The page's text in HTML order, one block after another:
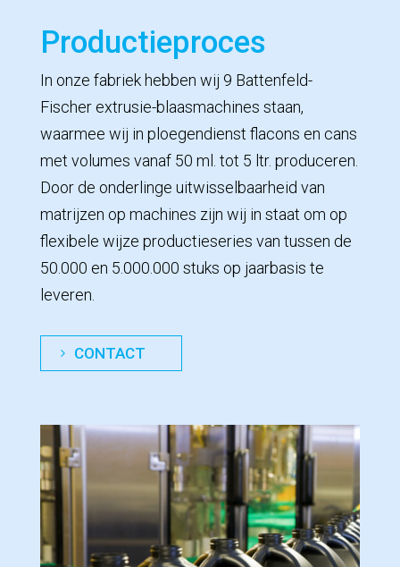
Productieproces
In onze fabriek hebben wij 9 Battenfeld-
Fischer extrusie-blaasmachines staan,
waarmee wij in ploegendienst flacons en cans
met volumes vanaf 50 ml. tot 5 ltr. produceren.
Door de onderlinge uitwisselbaarheid van
matrijzen op machines zijn wij in staat om op
flexibele wijze productieseries van tussen de
50.000 en 5.000.000 stuks op jaarbasis te
leveren.
CONTACT